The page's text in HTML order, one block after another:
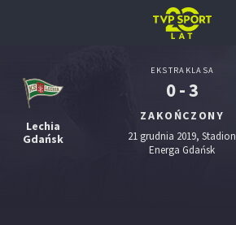
Lechia
Gdańsk
EKSTRAKLASA
0 - 3
ZAKOŃCZONY
21 grudnia 2019, Stadion
Energa Gdańsk